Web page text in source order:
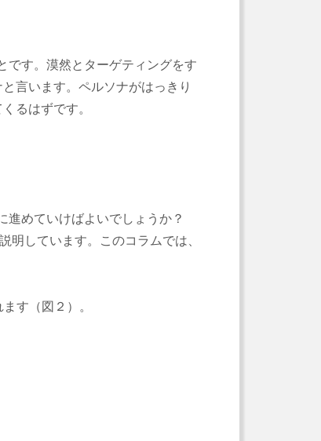
です。漠然とターゲティングをす
言います。ペルソナがはっきり
るはずです。
めていけばよいでしょうか？
明しています。このコラムでは、
す（図２）。